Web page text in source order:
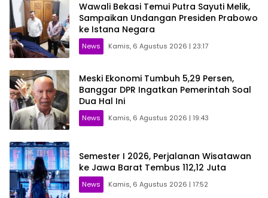
Wawali Bekasi Temui Putra Sayuti Melik,
Sampaikan Undangan Presiden Prabowo
ke Istana Negara
News Kamis, 6 Agustus 2026 | 23:17
Meski Ekonomi Tumbuh 5,29 Persen,
Banggar DPR Ingatkan Pemerintah Soal
Dua Hal Ini
News Kamis, 6 Agustus 2026 | 19:43
Semester I 2026, Perjalanan Wisatawan
ke Jawa Barat Tembus 112,12 Juta
News Kamis, 6 Agustus 2026 | 17:52